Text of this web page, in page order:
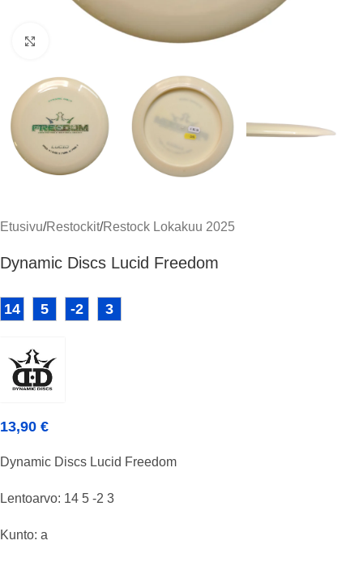
Klikkaa suuremmaksi
Etusivu/Restockit/Restock Lokakuu 2025
Dynamic Discs Lucid Freedom
14 5 -2 3
13,90 €
Dynamic Discs Lucid Freedom
Lentoarvo: 14 5 -2 3
Kunto: a